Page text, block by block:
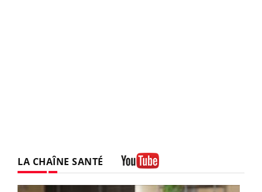
LA CHAÎNE SANTÉ